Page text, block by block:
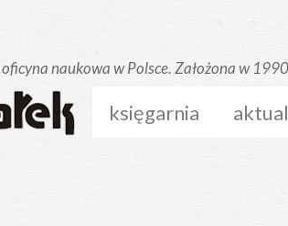
księgarnia